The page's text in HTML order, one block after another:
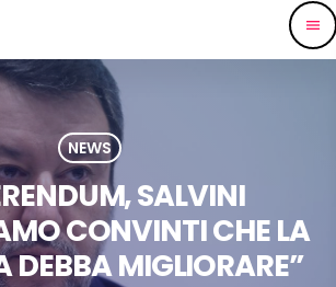
menu
NEWS
SALVINI
CONVINTI CHE LA
DEBBA MIGLIORARE”